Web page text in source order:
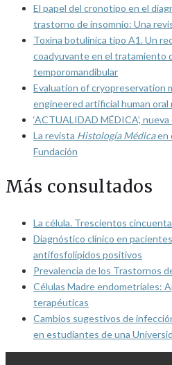
El papel del cronotipo en el
trastorno de insomnio: Una
Toxina botulínica tipo A1. Un
coadyuvante en el tratamiento
temporomandibular
Evaluation of cryopreservation
engineered artificial human oral
‘ACTUALIDAD MÉDICA’,
La revista Histología Médicaen
Fundación
Más consultados
La célula. Trescientos
Diagnóstico clínico en
antifosfolípidos positivos
Prevalencia de los Trastornos
Células Madre endometriales:
terapéuticas
Cambios sugestivos de
en estudiantes de una